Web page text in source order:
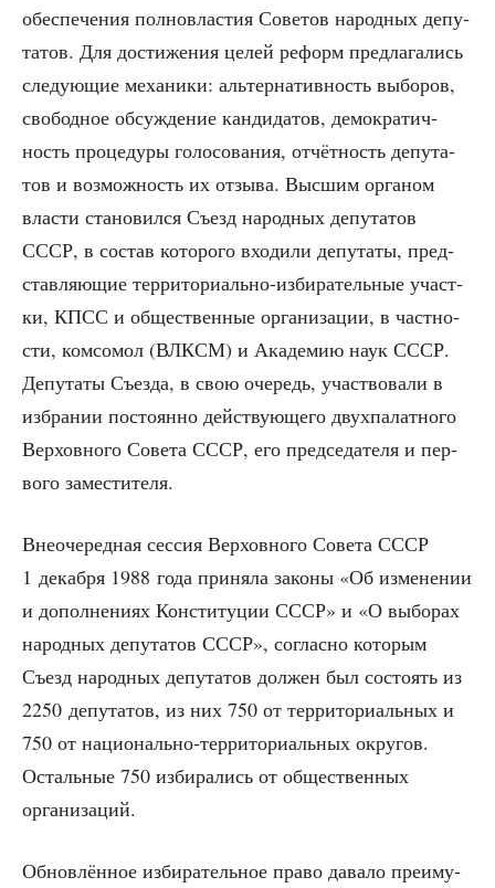
обес­пе­че­ния пол­но­вла­стия Сове­тов народ­ных депу­
та­тов. Для дости­же­ния целей реформ пред­ла­га­лись
сле­ду­ю­щие меха­ни­ки: аль­тер­на­тив­ность выбо­ров,
сво­бод­ное обсуж­де­ние кан­ди­да­тов, демо­кра­тич­
ность про­це­ду­ры голо­со­ва­ния, отчёт­ность депу­та­
тов и воз­мож­ность их отзы­ва. Выс­шим орга­ном
вла­сти ста­но­вил­ся Съезд народ­ных депу­та­тов
СССР, в состав кото­ро­го вхо­ди­ли депу­та­ты, пред­
став­ля­ю­щие тер­ри­то­ри­аль­но-изби­ра­тель­ные участ­
ки, КПСС и обще­ствен­ные орга­ни­за­ции, в част­но­
сти, ком­со­мол (ВЛКСМ) и Ака­де­мию наук СССР.
Депу­та­ты Съез­да, в свою оче­редь, участ­во­ва­ли в
избра­нии посто­ян­но дей­ству­ю­ще­го двух­па­лат­но­го
Вер­хов­но­го Сове­та СССР, его пред­се­да­те­ля и пер­
во­го заместителя.
Вне­оче­ред­ная сес­сия Вер­хов­но­го Сове­та СССР
1 декаб­ря 1988 года при­ня­ла зако­ны «Об изме­не­нии
и допол­не­ни­ях Кон­сти­ту­ции СССР» и «О выбо­рах
народ­ных депу­та­тов СССР», соглас­но кото­рым
Съезд народ­ных депу­та­тов дол­жен был состо­ять из
2250 депу­та­тов, из них 750 от тер­ри­то­ри­аль­ных и
750 от наци­о­наль­но-тер­ри­то­ри­аль­ных окру­гов.
Осталь­ные 750 изби­ра­лись от обще­ствен­ных
организаций.
Обнов­лён­ное изби­ра­тель­ное пра­во дава­ло пре­иму­